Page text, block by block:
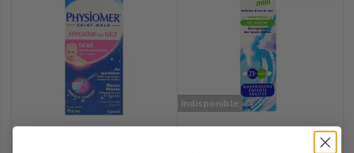
Indisponible
Sinomarin hypertonique mini